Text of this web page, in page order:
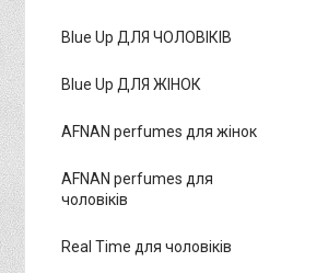
Blue Up ДЛЯ ЧОЛОВІКІВ
Blue Up ДЛЯ ЖІНОК
AFNAN perfumes для жінок
AFNAN perfumes для
чоловіків
Real Time для чоловіків